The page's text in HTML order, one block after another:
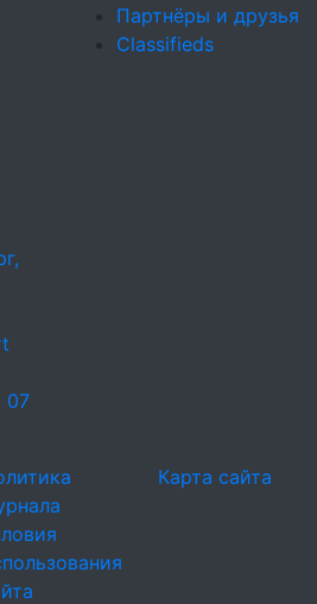
Партнёры и друзья
Classifieds
07
Карта сайта